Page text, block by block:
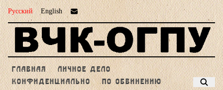
Русский English
ГЛАВНАЯ
ЛИЧНОЕ ДЕЛО
КОНФИДЕНЦИАЛЬНО
ПО ОБВИНЕНИЮ